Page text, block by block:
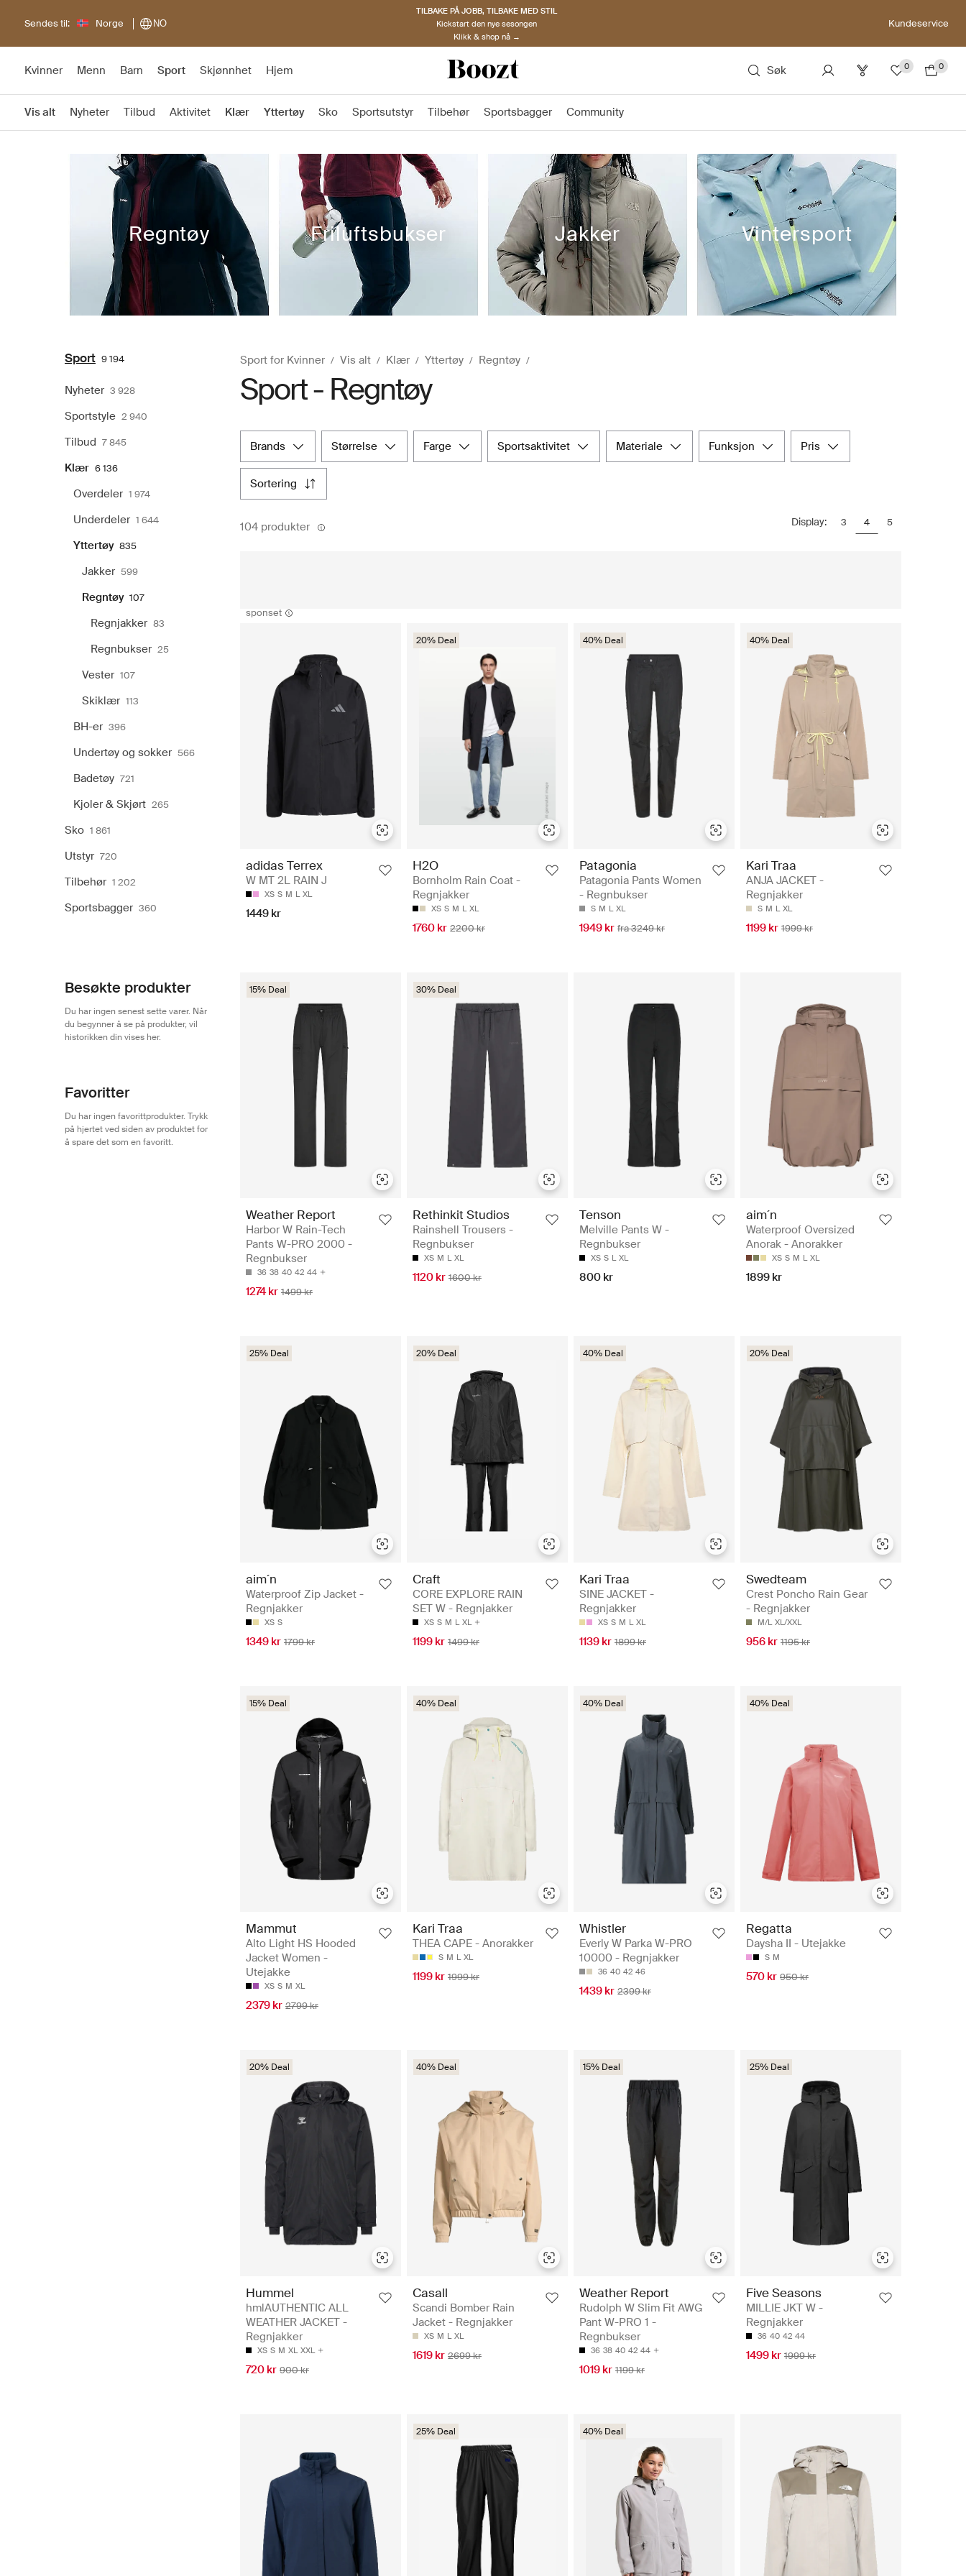
Sendes til: Norge NO
TILBAKE PÅ JOBB, TILBAKE MED STIL
Kickstart den nye sesongen
Klikk & shop nå →
Kundeservice
Kvinner Menn Barn Sport Skjønnhet Hjem Søk 0 0
Vis alt Nyheter Tilbud Aktivitet Klær Yttertøy Sko Sportsutstyr Tilbehør Sportsbagger Community
Regntøy Friluftsbukser Jakker Vintersport
Sport 9 194
Nyheter 3 928
Sportstyle 2 940
Tilbud 7 845
Klær 6 136
Overdeler 1 974
Underdeler 1 644
Yttertøy 835
Jakker 599
Regntøy 107
Regnjakker 83
Regnbukser 25
Vester 107
Skiklær 113
BH-er 396
Undertøy og sokker 566
Badetøy 721
Kjoler & Skjørt 265
Sko 1 861
Utstyr 720
Tilbehør 1 202
Sportsbagger 360
Besøkte produkter
Du har ingen senest sette varer. Når
du begynner å se på produkter, vil
historikken din vises her.
Favoritter
Du har ingen favorittprodukter. Trykk
på hjertet ved siden av produktet for
å spare det som en favoritt.
Sport for Kvinner Vis alt Klær Yttertøy Regntøy
Sport - Regntøy
brands størrelse farge sportsaktivitet materiale funksjon pris
sortering
104 produkter Display: 3 4 5
sponset
adidas Terrex
W MT 2L RAIN J
XS S M L XL
1449 kr
20% Deal
H2O
Bornholm Rain Coat -
Regnjakker
XS S M L XL
1760 kr 2200 kr
40% Deal
Patagonia
Patagonia Pants Women
- Regnbukser
S M L XL
1949 kr fra 3249 kr
40% Deal
Kari Traa
ANJA JACKET -
Regnjakker
S M L XL
1199 kr 1999 kr
15% Deal
Weather Report
Harbor W Rain-Tech
Pants W-PRO 2000 -
Regnbukser
36 38 40 42 44
1274 kr 1499 kr
30% Deal
Rethinkit Studios
Rainshell Trousers -
Regnbukser
XS M L XL
1120 kr 1600 kr
Tenson
Melville Pants W -
Regnbukser
XS S L XL
800 kr
aim´n
Waterproof Oversized
Anorak - Anorakker
XS S M L XL
1899 kr
25% Deal
aim´n
Waterproof Zip Jacket -
Regnjakker
XS S
1349 kr 1799 kr
20% Deal
Craft
CORE EXPLORE RAIN
SET W - Regnjakker
XS S M L XL
1199 kr 1499 kr
40% Deal
Kari Traa
SINE JACKET -
Regnjakker
XS S M L XL
1139 kr 1899 kr
20% Deal
Swedteam
Crest Poncho Rain Gear
- Regnjakker
M/L XL/XXL
956 kr 1195 kr
15% Deal
Mammut
Alto Light HS Hooded
Jacket Women -
Utejakke
XS S M XL
2379 kr 2799 kr
40% Deal
Kari Traa
THEA CAPE - Anorakker
S M L XL
1199 kr 1999 kr
40% Deal
Whistler
Everly W Parka W-PRO
10000 - Regnjakker
36 40 42 46
1439 kr 2399 kr
40% Deal
Regatta
Daysha II - Utejakke
S M
570 kr 950 kr
20% Deal
Hummel
hmlAUTHENTIC ALL
WEATHER JACKET -
Regnjakker
XS S M XL XXL
720 kr 900 kr
40% Deal
Casall
Scandi Bomber Rain
Jacket - Regnjakker
XS M L XL
1619 kr 2699 kr
15% Deal
Weather Report
Rudolph W Slim Fit AWG
Pant W-PRO 1 -
Regnbukser
36 38 40 42 44
1019 kr 1199 kr
25% Deal
Five Seasons
MILLIE JKT W -
Regnjakker
36 40 42 44
1499 kr 1999 kr
25% Deal 40% Deal